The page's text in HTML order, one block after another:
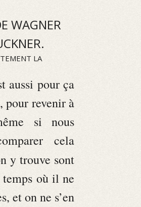
WAGNER
LA
aussi pour ça
pour revenir à
si nous
cela
y trouve sont
où il ne
et on ne s’en